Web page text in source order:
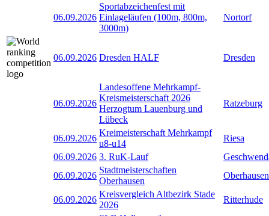
06.09.2026
Sportabzeichenfest mit
Einlageläufen (100m, 800m,
3000m)
Nortorf
06.09.2026 Dresden HALF Dresden
06.09.2026
Landesoffene Mehrkampf-
Kreismeisterschaft 2026
Herzogtum Lauenburg und
Lübeck
Ratzeburg
06.09.2026
Kreimeisterschaft Mehrkampf
u8-u14
Riesa
06.09.2026 3. RuK-Lauf
06.09.2026
Stadtmeisterschaften
Oberhausen
Oberhausen
06.09.2026
Kreisvergleich Altbezirk Stade
2026
Ritterhude